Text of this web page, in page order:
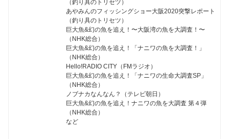
（釣り具のトリセツ）
あやみんのフィッシングショー大阪2020突撃レポート
（釣り具のトリセツ）
巨大魚&幻の魚を追え！〜大阪湾の魚を大調査！〜
（NHK総合）
巨大魚&幻の魚を追え！「ナニワの魚を大調査！」
（NHK総合）
Hello!RADIO CITY（FMラジオ）
巨大魚&幻の魚を追え！「ナニワの生命大調査SP」
（NHK総合）
ノブナカなんなん？（テレビ朝日）
巨大魚&幻の魚を追え！ナニワの魚を大調査 第４弾
（NHK総合）
など